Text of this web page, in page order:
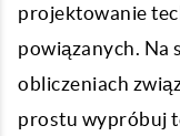
projektowanie
powiązanych. Na
obliczeniach
prostu wypróbuj